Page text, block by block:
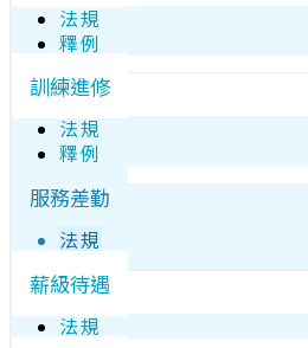
法規
釋例
訓練進修
法規
釋例
服務差勤
法規
薪級待遇
法規